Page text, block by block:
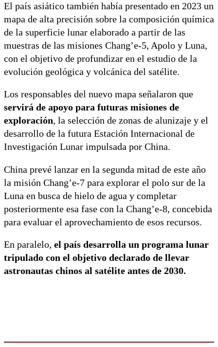
El país asiático también había presentado en 2023 un
mapa de alta precisión sobre la composición química
de la superficie lunar elaborado a partir de las
muestras de las misiones Chang’e-5, Apolo y Luna,
con el objetivo de profundizar en el estudio de la
evolución geológica y volcánica del satélite.
Los responsables del nuevo mapa señalaron que
servirá de apoyo para futuras misiones de
exploración, la selección de zonas de alunizaje y el
desarrollo de la futura Estación Internacional de
Investigación Lunar impulsada por China.
China prevé lanzar en la segunda mitad de este año
la misión Chang’e-7 para explorar el polo sur de la
Luna en busca de hielo de agua y completar
posteriormente esa fase con la Chang’e-8, concebida
para evaluar el aprovechamiento de esos recursos.
En paralelo, el país desarrolla un programa lunar
tripulado con el objetivo declarado de llevar
astronautas chinos al satélite antes de 2030.